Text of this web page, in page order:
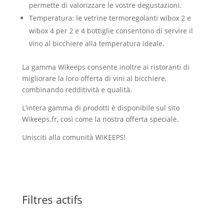
permette di valorizzare le vostre degustazioni.
Temperatura: le vetrine termoregolanti wibox 2 e
wibox 4 per 2 e 4 bottiglie consentono di servire il
vino al bicchiere alla temperatura ideale.
La gamma Wikeeps consente inoltre ai ristoranti di
migliorare la loro offerta di vini al bicchiere,
combinando redditività e qualità.
L’intera gamma di prodotti è disponibile sul sito
Wikeeps.fr, così come la nostra offerta speciale.
Unisciti alla comunità WIKEEPS!
Filtres actifs